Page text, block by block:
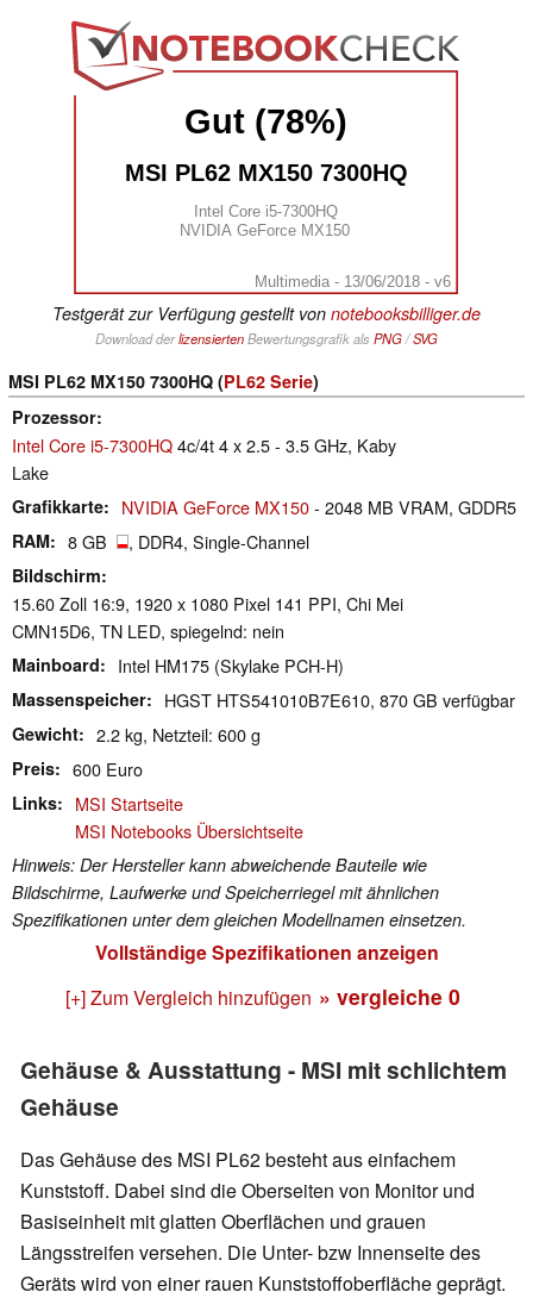
Gut (78%)
MSI PL62 MX150 7300HQ
Intel Core i5-7300HQ
NVIDIA GeForce MX150
Multimedia - 13/06/2018 - v6
Testgerät zur Verfügung gestellt von notebooksbilliger.de
Download derlizensiertenBewertungsgrafik als PNG/SVG
MSI PL62 MX150 7300HQ (PL62 Serie)
Prozessor
Intel Core i5-7300HQ4c/4t 4 x 2.5 - 3.5 GHz, Kaby
Lake
Grafikkarte NVIDIA GeForce MX150- 2048 MB VRAM, GDDR5
RAM 8 GB , DDR4, Single-Channel
Bildschirm
15.60 Zoll 16:9, 1920 x 1080 Pixel 141 PPI, Chi Mei
CMN15D6, TN LED, spiegelnd: nein
Mainboard Intel HM175 (Skylake PCH-H)
Massenspeicher HGST HTS541010B7E610, 870 GB verfügbar
Gewicht 2.2 kg, Netzteil: 600 g
Preis 600 Euro
Links
MSI Startseite
MSI Notebooks Übersichtseite
Hinweis: Der Hersteller kann abweichende Bauteile wie
Bildschirme, Laufwerke und Speicherriegel mit ähnlichen
Spezifikationen unter dem gleichen Modellnamen einsetzen.
Vollständige Spezifikationen anzeigen
[+] Zum Vergleich hinzufügen » vergleiche 0
Gehäuse & Ausstattung - MSI mit schlichtem
Gehäuse
Das Gehäuse des MSI PL62 besteht aus einfachem
Kunststoff. Dabei sind die Oberseiten von Monitor und
Basiseinheit mit glatten Oberflächen und grauen
Längsstreifen versehen. Die Unter- bzw Innenseite des
Geräts wird von einer rauen Kunststoffoberfläche geprägt.